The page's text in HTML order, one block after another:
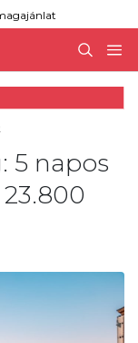
5 napos